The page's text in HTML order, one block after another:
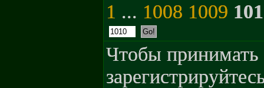
1 ... 1008 1009
Чтобы принимать